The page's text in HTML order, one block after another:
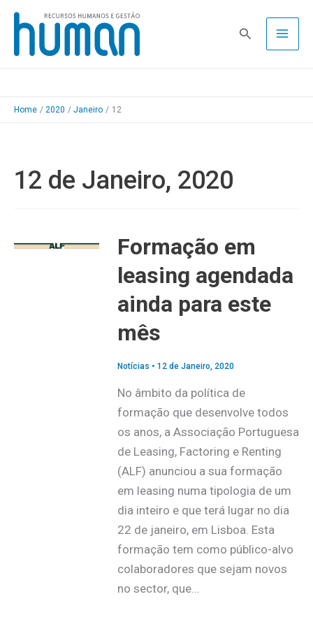
Skip
content
Pesquisa
Home 2020 Janeiro 12
12 de Janeiro, 2020
Formação em
leasing agendada
ainda para este
mês
Notícias • 12 de Janeiro, 2020
No âmbito da política de
formação que desenvolve todos
os anos, a Associação Portuguesa
de Leasing, Factoring e Renting
(ALF) anunciou a sua formação
em leasing numa tipologia de um
dia inteiro e que terá lugar no dia
22 de janeiro, em Lisboa. Esta
formação tem como público-alvo
colaboradores que sejam novos
no sector, que…